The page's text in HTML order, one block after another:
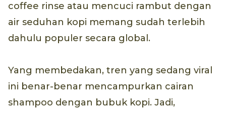
coffee rinse atau mencuci rambut dengan
air seduhan kopi memang sudah terlebih
dahulu populer secara global.
Yang membedakan, tren yang sedang viral
ini benar-benar mencampurkan cairan
shampoo dengan bubuk kopi. Jadi,